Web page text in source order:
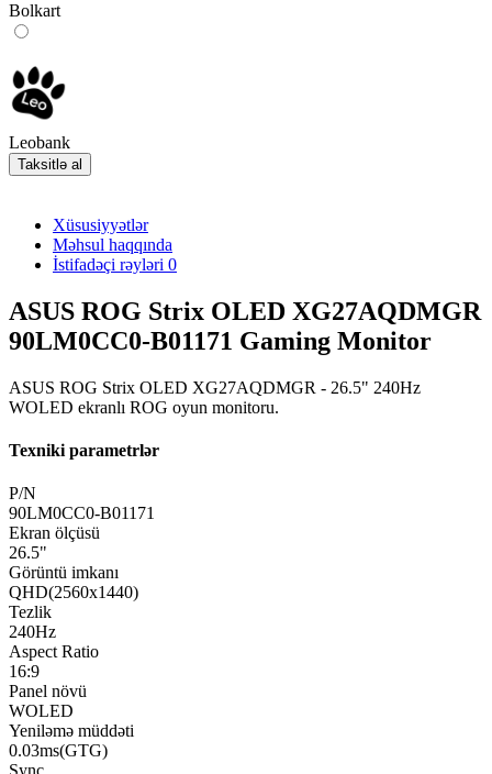
Bolkart
Leobank
Taksitlə al
Xüsusiyyətlər
Məhsul haqqında
İstifadəçi rəyləri 0
ASUS ROG Strix OLED XG27AQDMGR
90LM0CC0-B01171 Gaming Monitor
ASUS ROG Strix OLED XG27AQDMGR - 26.5" 240Hz
WOLED ekranlı ROG oyun monitoru.
Texniki parametrlər
P/N
90LM0CC0-B01171
Ekran ölçüsü
26.5"
Görüntü imkanı
QHD(2560x1440)
Tezlik
240Hz
Aspect Ratio
16:9
Panel növü
WOLED
Yeniləmə müddəti
0.03ms(GTG)